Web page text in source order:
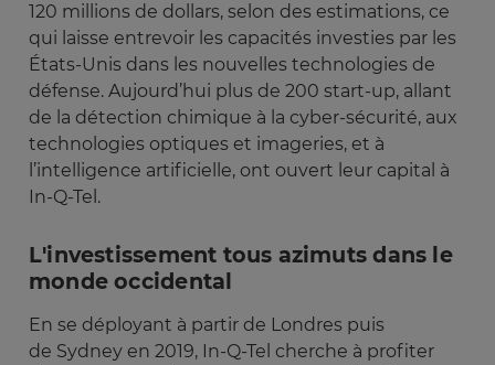
120 millions de dollars, selon des estimations, ce
qui laisse entrevoir les capacités investies par les
États-Unis dans les nouvelles technologies de
défense. Aujourd’hui plus de 200 start-up, allant
de la détection chimique à la cyber-sécurité, aux
technologies optiques et imageries, et à
l’intelligence artificielle, ont ouvert leur capital à
In-Q-Tel.
L'investissement tous azimuts dans le
monde occidental
En se déployant à partir de Londres puis
de Sydney en 2019, In-Q-Tel cherche à profiter